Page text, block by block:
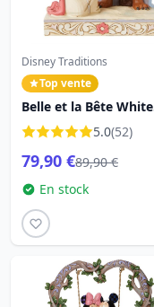
Disney Traditions
Top vente
Belle et la Bête White
Woodland - DISNEY
TRADITIONS
5.0(52)
79,90 €89,90 €
En stock